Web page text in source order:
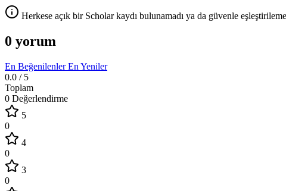
Herkese açık bir Scholar kaydı bulunamadı ya da güvenle
0 yorum
En BeğenilenlerEn Yeniler
0.0 / 5
Toplam
0 Değerlendirme
5
0
4
0
3
0